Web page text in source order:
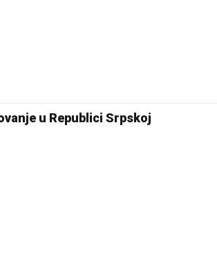
u Republici Srpskoj